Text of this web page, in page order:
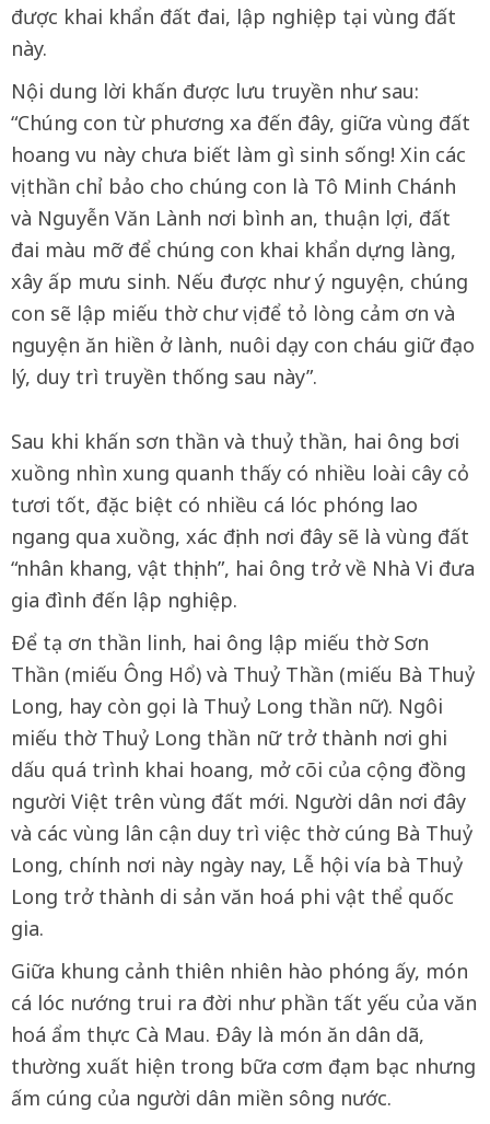
được khai khẩn đất đai, lập nghiệp tại vùng đất
này.
Nội dung lời khấn được lưu truyền như sau:
“Chúng con từ phương xa đến đây, giữa vùng đất
hoang vu này chưa biết làm gì sinh sống! Xin các
vị thần chỉ bảo cho chúng con là Tô Minh Chánh
và Nguyễn Văn Lành nơi bình an, thuận lợi, đất
đai màu mỡ để chúng con khai khẩn dựng làng,
xây ấp mưu sinh. Nếu được như ý nguyện, chúng
con sẽ lập miếu thờ chư vị để tỏ lòng cảm ơn và
nguyện ăn hiền ở lành, nuôi dạy con cháu giữ đạo
lý, duy trì truyền thống sau này”.
Sau khi khấn sơn thần và thuỷ thần, hai ông bơi
xuồng nhìn xung quanh thấy có nhiều loài cây cỏ
tươi tốt, đặc biệt có nhiều cá lóc phóng lao
ngang qua xuồng, xác định nơi đây sẽ là vùng đất
“nhân khang, vật thịnh”, hai ông trở về Nhà Vi đưa
gia đình đến lập nghiệp.
Ðể tạ ơn thần linh, hai ông lập miếu thờ Sơn
Thần (miếu Ông Hổ) và Thuỷ Thần (miếu Bà Thuỷ
Long, hay còn gọi là Thuỷ Long thần nữ). Ngôi
miếu thờ Thuỷ Long thần nữ trở thành nơi ghi
dấu quá trình khai hoang, mở cõi của cộng đồng
người Việt trên vùng đất mới. Người dân nơi đây
và các vùng lân cận duy trì việc thờ cúng Bà Thuỷ
Long, chính nơi này ngày nay, Lễ hội vía bà Thuỷ
Long trở thành di sản văn hoá phi vật thể quốc
gia.
Giữa khung cảnh thiên nhiên hào phóng ấy, món
cá lóc nướng trui ra đời như phần tất yếu của văn
hoá ẩm thực Cà Mau. Ðây là món ăn dân dã,
thường xuất hiện trong bữa cơm đạm bạc nhưng
ấm cúng của người dân miền sông nước.